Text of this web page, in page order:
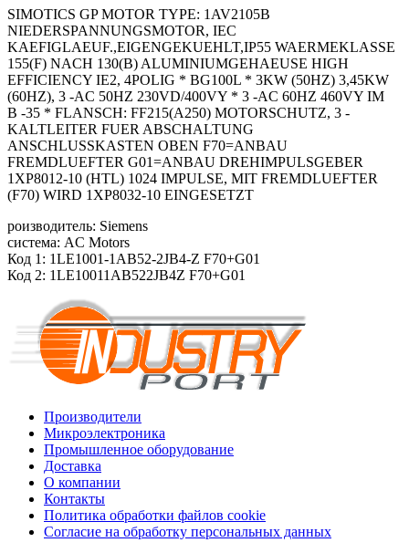
SIMOTICS GP MOTOR TYPE: 1AV2105B
NIEDERSPANNUNGSMOTOR, IEC
KAEFIGLAEUF.,EIGENGEKUEHLT,IP55 WAERMEKLASSE
155(F) NACH 130(B) ALUMINIUMGEHAEUSE HIGH
EFFICIENCY IE2, 4POLIG * BG100L * 3KW (50HZ) 3,45KW
(60HZ), 3 -AC 50HZ 230VD/400VY * 3 -AC 60HZ 460VY IM
B -35 * FLANSCH: FF215(A250) MOTORSCHUTZ, 3 -
KALTLEITER FUER ABSCHALTUNG
ANSCHLUSSKASTEN OBEN F70=ANBAU
FREMDLUEFTER G01=ANBAU DREHIMPULSGEBER
1XP8012-10 (HTL) 1024 IMPULSE, MIT FREMDLUEFTER
(F70) WIRD 1XP8032-10 EINGESETZT
роизводитель: Siemens
система: AC Motors
Код 1: 1LE1001-1AB52-2JB4-Z F70+G01
Код 2: 1LE10011AB522JB4Z F70+G01
Производители
Микроэлектроника
Промышленное оборудование
Доставка
О компании
Контакты
Политика обработки файлов cookie
Согласие на обработку персональных данных